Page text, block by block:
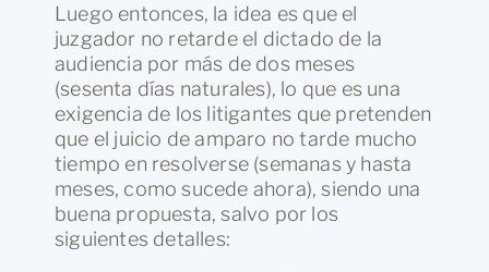
Luego entonces, la idea es que el
juzgador no retarde el dictado de la
audiencia por más de dos meses
(sesenta días naturales), lo que es una
exigencia de los litigantes que pretenden
que el juicio de amparo no tarde mucho
tiempo en resolverse (semanas y hasta
meses, como sucede ahora), siendo una
buena propuesta, salvo por los
siguientes detalles: